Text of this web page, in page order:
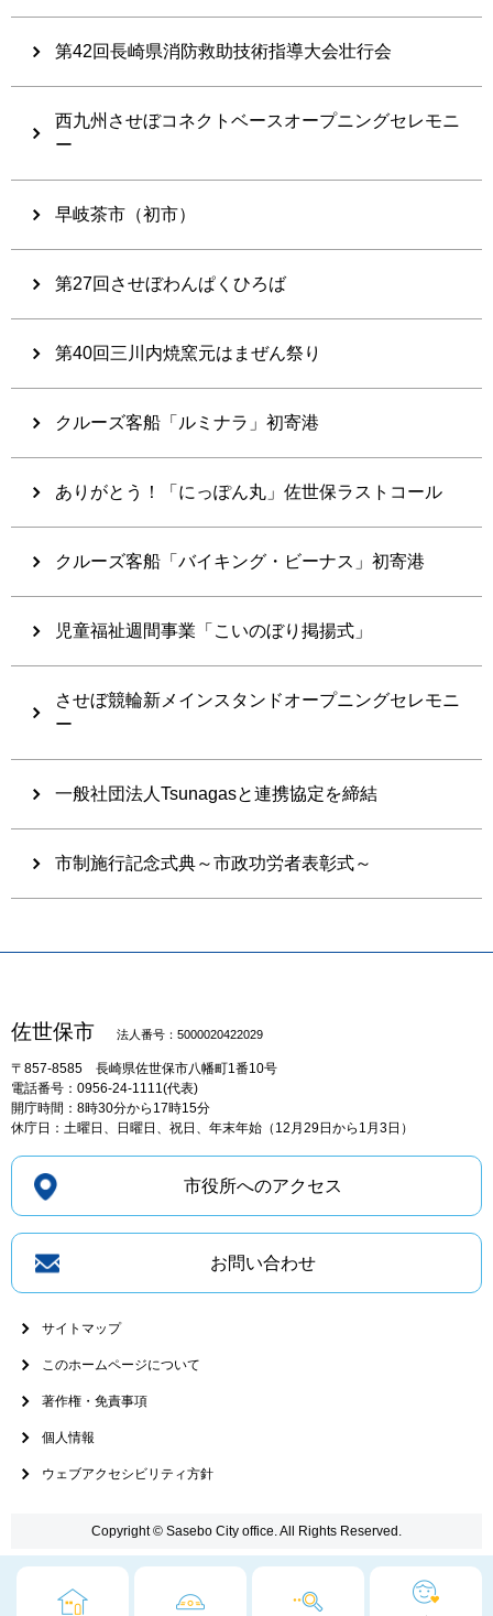
第42回長崎県消防救助技術指導大会壮行会
西九州させぼコネクトベースオープニングセレモニ
ー
早岐茶市（初市）
第27回させぼわんぱくひろば
第40回三川内焼窯元はまぜん祭り
クルーズ客船「ルミナラ」初寄港
ありがとう！「にっぽん丸」佐世保ラストコール
クルーズ客船「バイキング・ビーナス」初寄港
児童福祉週間事業「こいのぼり掲揚式」
させぼ競輪新メインスタンドオープニングセレモニ
ー
一般社団法人Tsunagasと連携協定を締結
市制施行記念式典～市政功労者表彰式～
佐世保市 法人番号：5000020422029
〒857-8585 長崎県佐世保市八幡町1番10号
電話番号：0956-24-1111(代表)
開庁時間：8時30分から17時15分
休庁日：土曜日、日曜日、祝日、年末年始（12月29日から1月3日）
市役所へのアクセス
お問い合わせ
サイトマップ
このホームページについて
著作権・免責事項
個人情報
ウェブアクセシビリティ方針
Copyright © Sasebo City office. All Rights Reserved.